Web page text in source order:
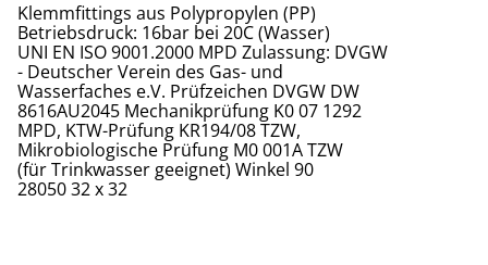
Klemmfittings aus Polypropylen (PP)
Betriebsdruck: 16bar bei 20C (Wasser)
UNI EN ISO 9001.2000 MPD Zulassung: DVGW
- Deutscher Verein des Gas- und
Wasserfaches e.V. Prüfzeichen DVGW DW
8616AU2045 Mechanikprüfung K0 07 1292
MPD, KTW-Prüfung KR194/08 TZW,
Mikrobiologische Prüfung M0 001A TZW
(für Trinkwasser geeignet) Winkel 90
28050 32 x 32